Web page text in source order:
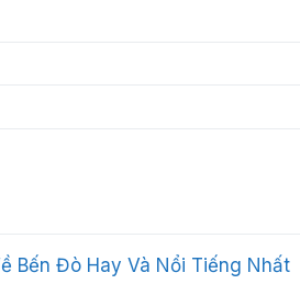
Bến Đò Hay Và Nổi Tiếng Nhất